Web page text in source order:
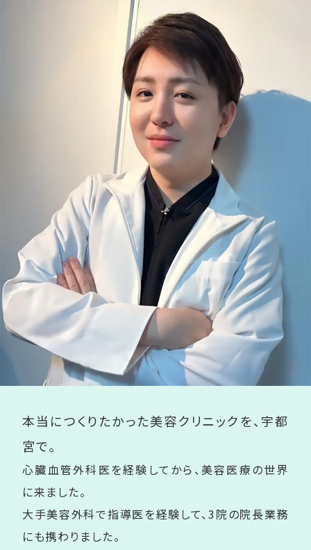
本当につくりたかった美容クリニックを、 宇都
宮で。
心臓血管外科医を経験してから、美容医療の世界
に来ました。
大手美容外科で指導医を経験して、3院の院長業務
にも携わりました。